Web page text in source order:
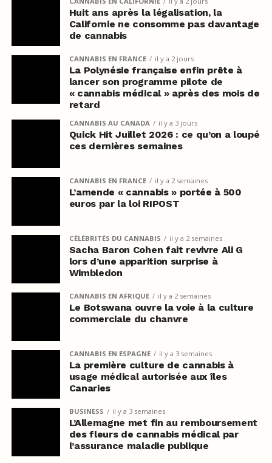
Huit ans après la légalisation, la
Californie ne consomme pas davantage
de cannabis
CANNABIS EN FRANCE il y a 2 jours
La Polynésie française enfin prête à
lancer son programme pilote de
« cannabis médical » après des mois de
retard
CANNABIS AU CANADA il y a 3 jours
Quick Hit Juillet 2026 : ce qu’on a loupé
ces dernières semaines
CANNABIS EN FRANCE il y a 2 semaines
L’amende « cannabis » portée à 500
euros par la loi RIPOST
CÉLÉBRITÉS DU CANNABIS il y a 2 semaines
Sacha Baron Cohen fait revivre Ali G
lors d’une apparition surprise à
Wimbledon
CANNABIS EN AFRIQUE il y a 2 semaines
Le Botswana ouvre la voie à la culture
commerciale du chanvre
CANNABIS EN ESPAGNE il y a 3 semaines
La première culture de cannabis à
usage médical autorisée aux îles
Canaries
BUSINESS il y a 3 semaines
L’Allemagne met fin au remboursement
des fleurs de cannabis médical par
l’assurance maladie publique